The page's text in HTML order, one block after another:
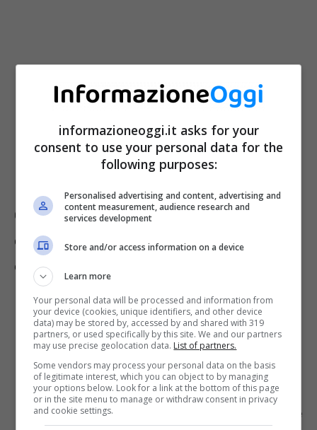
Con nuove tariffe di identico importo
ovunque, da quest’anno lo scenario è
essenzialmente questo:
saranno in vigore le nuove visite, i
nuovi esami e i trattamenti aggiuntivi
previsti dallarevisione Lea (Livelli di
essenziali di assistenza), avente lo
scopo di aggiornare e rendere uniforme
informazioneoggi.it asks for your
consent to use your personal data for the
following purposes:
Personalised advertising and content, advertising and
content measurement, audience research and
services development
Store and/or access information on a device
Learn more
Your personal data will be processed and information from
your device (cookies, unique identifiers, and other device
data) may be stored by, accessed by and shared with 319
partners, or used specifically by this site. We and our partners
may use precise geolocation data. List of partners.
Some vendors may process your personal data on the basis
of legitimate interest, which you can object to by managing
your options below. Look for a link at the bottom of this page
or in the site menu to manage or withdraw consent in privacy
and cookie settings.